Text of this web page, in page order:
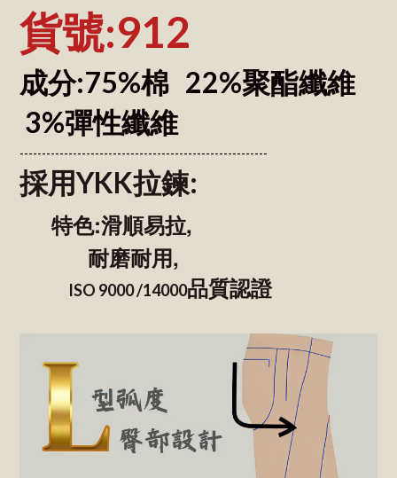
貨號:912
成分:75%棉 22%聚酯纖維
3%彈性纖維
--------------------------------------------------------
採用YKK拉鍊:
特色:滑順易拉,
耐磨耐用,
ISO 9000 /14000品質認證